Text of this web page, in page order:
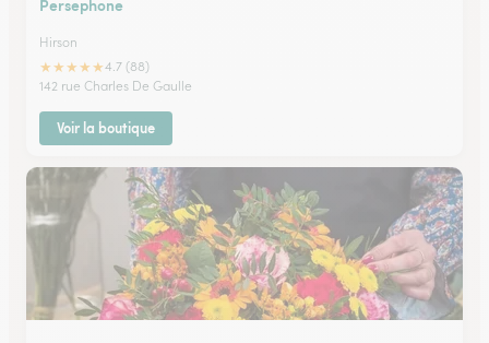
Persephone
Hirson
★★★★★4.7 (88)
142 rue Charles De Gaulle
Voir la boutique